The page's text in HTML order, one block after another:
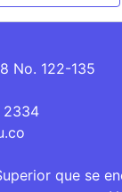
No. 122-135
2334
que se